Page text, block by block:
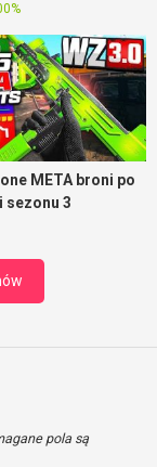
META broni po
sezonu 3
pola są